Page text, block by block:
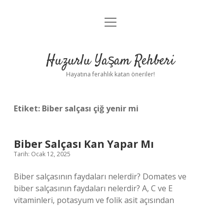
Anasayfa
Yasal Uyarı
menüyü
Huzurlu Yaşam Rehberi
Hayatına ferahlık katan öneriler!
Etiket: Biber salçası çiğ yenir mi
Biber Salçası Kan Yapar Mı
Tarih: Ocak 12, 2025
Biber salçasının faydaları nelerdir? Domates ve
biber salçasının faydaları nelerdir? A, C ve E
vitaminleri, potasyum ve folik asit açısından